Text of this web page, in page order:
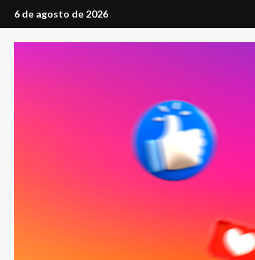
Saltar
al
contenido
6 de agosto de 2026